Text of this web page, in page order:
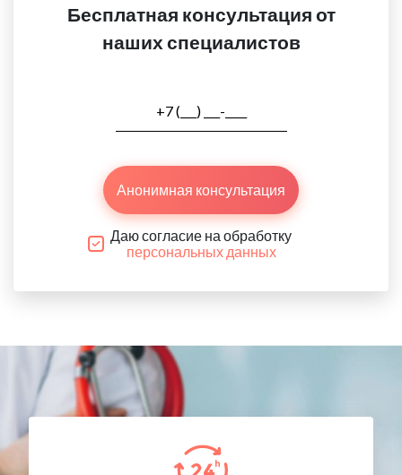
Бесплатная консультация от
наших специалистов
Анонимная консультация
Даю согласие на обработку
персональных данных